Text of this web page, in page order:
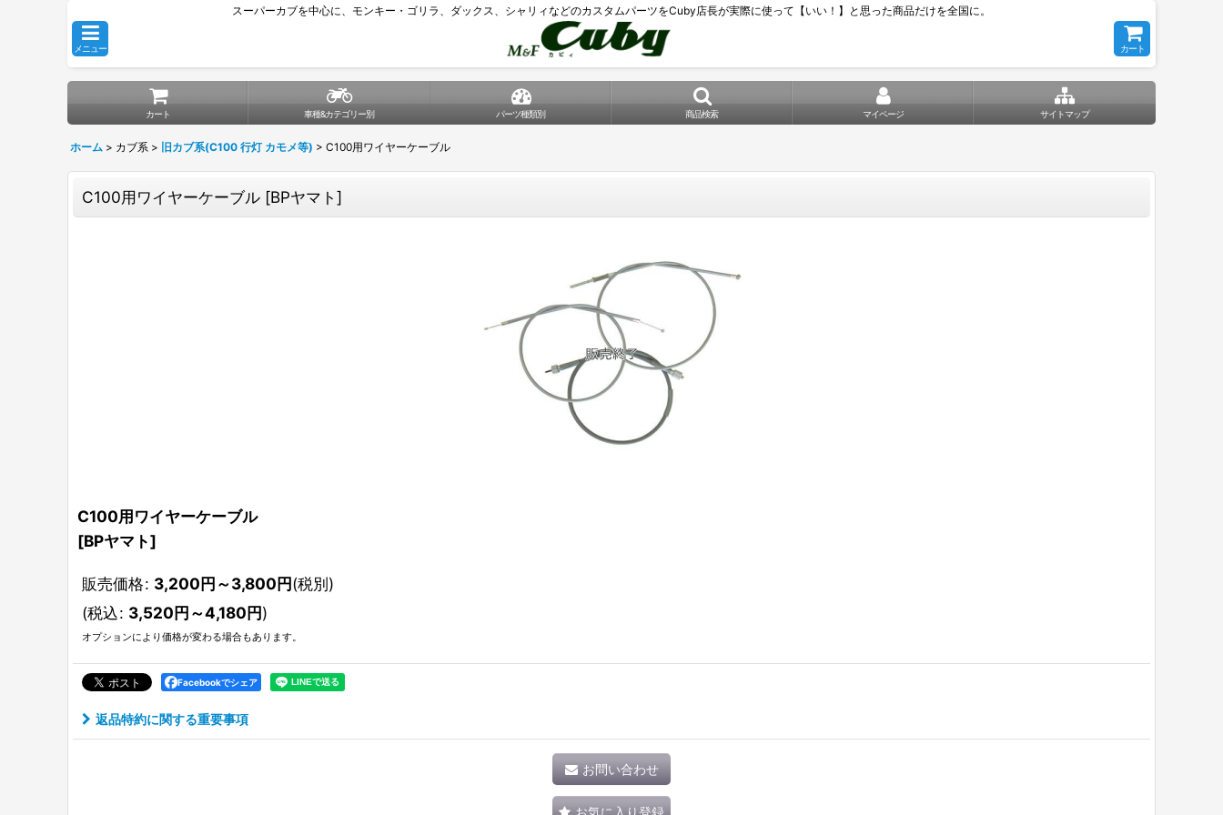
スーパーカブを中心に、モンキー・ゴリラ、ダックス、シャリィなどのカスタムパーツをCuby店長が実際に使って【いい！】と思った商品だけを全国に。
メニュー カート
カート 車種&カテゴリー別 パーツ種類別 商品検索 マイページ サイトマップ
ホーム > カブ系 > 旧カブ系(C100 行灯 カモメ等) > C100用ワイヤーケーブル
C100用ワイヤーケーブル [BPヤマト]
C100用ワイヤーケーブル
[BPヤマト]
販売価格: 3,200円～3,800円(税別)
(税込: 3,520円～4,180円)
オプションにより価格が変わる場合もあります。
Facebookでシェア
返品特約に関する重要事項
お問い合わせ
お気に入り登録